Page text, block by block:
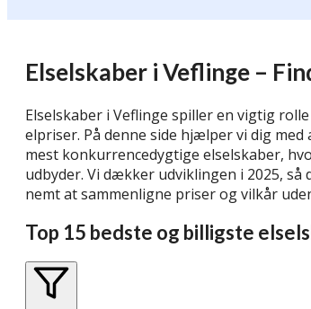
Elselskaber i Veflinge –
Elselskaber i Veflinge spiller en vigtig
elpriser. På denne side hjælper vi dig
mest konkurrencedygtige elselskaber,
udbyder. Vi dækker udviklingen i 2025,
nemt at sammenligne priser og vilkår
Top 15 bedste og billigste